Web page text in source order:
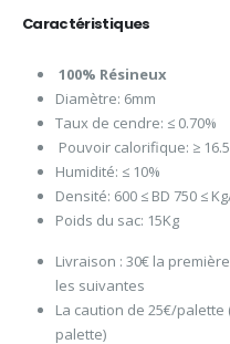
Caractéristiques
100% Résineux
Diamètre: 6mm
Taux de cendre: ≤ 0.70%
Pouvoir calorifique: ≥ 16.5
Humidité: ≤ 10%
Densité: 600 ≤ BD 750 ≤
Poids du sac: 15Kg
Livraison : 30€ la
les suivantes
La caution de 25€/
palette)